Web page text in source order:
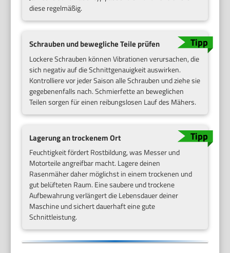
diese regelmäßig.
Schrauben und bewegliche Teile prüfen
Lockere Schrauben können Vibrationen verursachen, die
sich negativ auf die Schnittgenauigkeit auswirken.
Kontrolliere vor jeder Saison alle Schrauben und ziehe sie
gegebenenfalls nach. Schmierfette an beweglichen
Teilen sorgen für einen reibungslosen Lauf des Mähers.
Lagerung an trockenem Ort
Feuchtigkeit fördert Rostbildung, was Messer und
Motorteile angreifbar macht. Lagere deinen
Rasenmäher daher möglichst in einem trockenen und
gut belüfteten Raum. Eine saubere und trockene
Aufbewahrung verlängert die Lebensdauer deiner
Maschine und sichert dauerhaft eine gute
Schnittleistung.